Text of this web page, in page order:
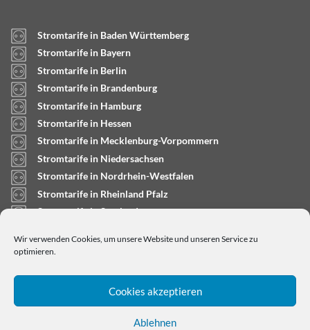
Wir verwenden Cookies, um unsere Website und unseren Service zu
optimieren.
Cookies akzeptieren
Ablehnen
Stromtarife in Baden Württemberg
Stromtarife in Bayern
Stromtarife in Berlin
Stromtarife in Brandenburg
Stromtarife in Hamburg
Stromtarife in Hessen
Stromtarife in Mecklenburg-Vorpommern
Stromtarife in Niedersachsen
Stromtarife in Nordrhein-Westfalen
Stromtarife in Rheinland Pfalz
Stromtarife in Saarland
Stromtarife in Schleswig-Holstein